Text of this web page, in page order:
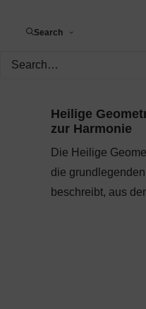
Search
Heilige
zur Harmonie
Die Heilige
die
beschreibt, aus